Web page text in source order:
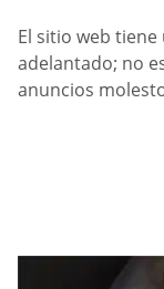
El sitio web
adelantado; no
anuncios